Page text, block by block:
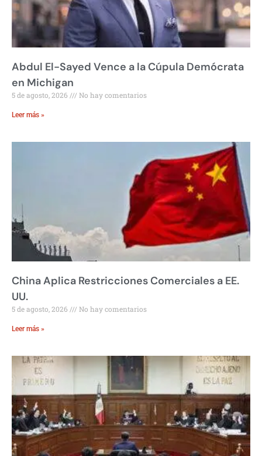
Abdul El-Sayed Vence a la Cúpula Demócrata
en Michigan
5 de agosto, 2026 No hay comentarios
Leer más »
China Aplica Restricciones Comerciales a EE.
UU.
5 de agosto, 2026 No hay comentarios
Leer más »